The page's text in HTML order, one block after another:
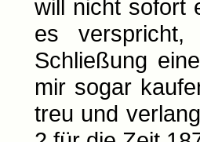
will nicht sofort
es
Schließung
mir sogar
treu und